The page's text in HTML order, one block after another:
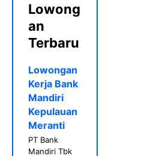
Lowong
an
Terbaru
Lowongan
Kerja Bank
Mandiri
Kepulauan
Meranti
PT Bank
Mandiri Tbk